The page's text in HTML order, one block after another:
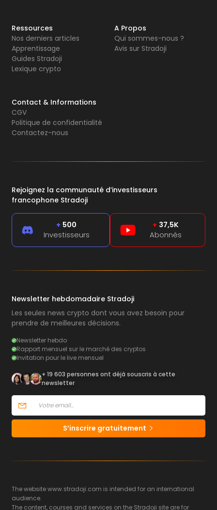
Ressources
Nos derniers articles
Apprentissage
Guides Stradoji
Lexique crypto
A Propos
Qui sommes-nous ?
Avis sur Stradoji
Contact & Informations
CGV
Politique de confidentialité
Contactez-nous
Rejoignez la communauté d’investisseurs
francophone Stradoji
+ 500
Investisseurs
+ 37,5K
Abonnés
Newsletter hebdomadaire Stradoji
Les seules news crypto dont vous avez besoin pour
prendre de meilleures décisions.
Newsletter hebdo
Rapport mensuel sur le marché des cryptos
Invitation pour le live mensuel
+ 19 603 personnes ont déjà souscris à cette
newsletter
S’inscrire gratuitement
The website www.stradoji.com is intended for an international
audience.
The content, courses and services on the Stradoji site are for